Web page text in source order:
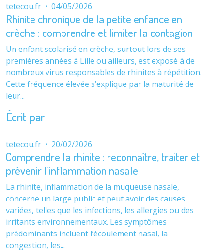
tetecou.fr • 04/05/2026
Rhinite chronique de la petite enfance en
crèche : comprendre et limiter la contagion
Un enfant scolarisé en crèche, surtout lors de ses
premières années à Lille ou ailleurs, est exposé à de
nombreux virus responsables de rhinites à répétition.
Cette fréquence élevée s’explique par la maturité de
leur...
Écrit par
tetecou.fr • 20/02/2026
Comprendre la rhinite : reconnaître, traiter et
prévenir l’inflammation nasale
La rhinite, inflammation de la muqueuse nasale,
concerne un large public et peut avoir des causes
variées, telles que les infections, les allergies ou des
irritants environnementaux. Les symptômes
prédominants incluent l’écoulement nasal, la
congestion, les...